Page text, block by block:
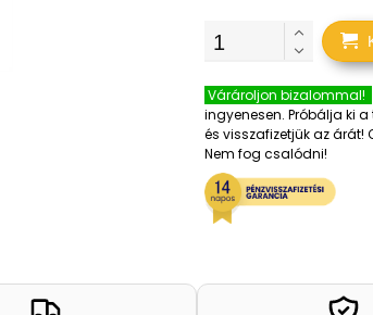
Várároljon bizalommal!
ingyenesen. Próbálja ki
és visszafizetjük az árát!
Nem fog csalódni!